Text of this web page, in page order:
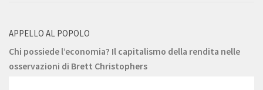
APPELLO AL POPOLO
Chi possiede l’economia? Il capitalismo della rendita nelle
osservazioni di Brett Christophers